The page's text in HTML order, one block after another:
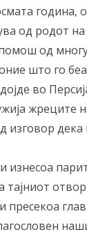
од родот
од
што го
во
жреците
изговор
изнесоа
тајниот
пресекоа